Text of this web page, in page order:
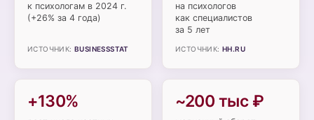
к психологам в 2024 г.
(+26% за 4 года)
ИСТОЧНИК: BUSINESSSTAT
на психологов
как специалистов
за 5 лет
ИСТОЧНИК: HH.RU
+130% ~200 тыс ₽